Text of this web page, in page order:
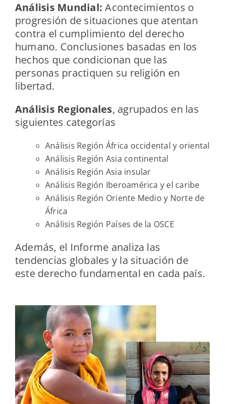
Análisis Mundial: Acontecimientos o
progresión de situaciones que atentan
contra el cumplimiento del derecho
humano. Conclusiones basadas en los
hechos que condicionan que las
personas practiquen su religión en
libertad.
Análisis Regionales, agrupados en las
siguientes categorías
Análisis Región África occidental y oriental
Análisis Región Asia continental
Análisis Región Asia insular
Análisis Región Iberoamérica y el caribe
Análisis Región Oriente Medio y Norte de
África
Análisis Región Países de la OSCE
Además, el Informe analiza las
tendencias globales y la situación de
este derecho fundamental en cada país.